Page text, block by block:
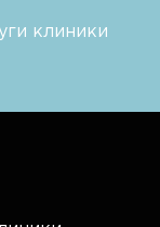
клиники